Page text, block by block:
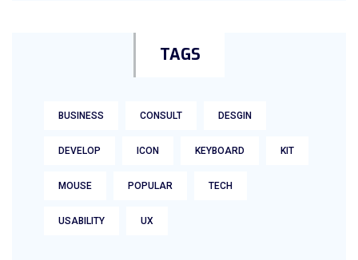
TAGS
BUSINESS CONSULT DESGIN
DEVELOP ICON KEYBOARD KIT
MOUSE POPULAR TECH
USABILITY UX